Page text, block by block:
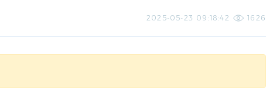
2025-05-23 09:18:42 1626